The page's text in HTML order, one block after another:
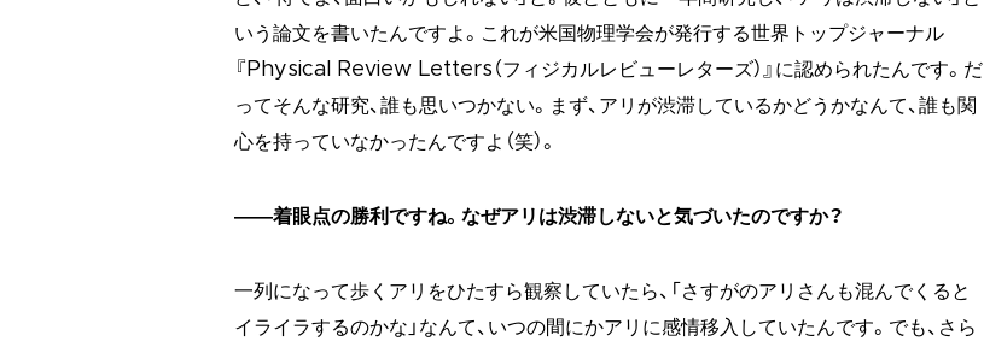
いう論文を書いたんですよ。これが米国物理学会が発行する世界トップジャーナル
『Physical Review Letters（フィジカルレビューレターズ）』に認められたんです。だ
ってそんな研究、誰も思いつかない。まず、アリが渋滞しているかどうかなんて、誰も関
心を持っていなかったんですよ（笑）。
――着眼点の勝利ですね。なぜアリは渋滞しないと気づいたのですか？
一列になって歩くアリをひたすら観察していたら、「さすがのアリさんも混んでくると
イライラするのかな」なんて、いつの間にかアリに感情移入していたんです。でも、さら